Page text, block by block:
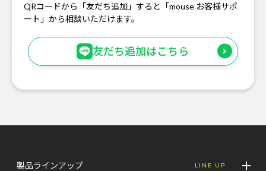
QRコードから「友だち追加」すると「mouse お客様サポ
ート」から相談いただけます。
友だち追加はこちら
製品ラインアップ LINE UP